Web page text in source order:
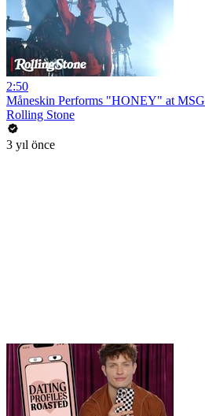
2:50
Måneskin Performs "HONEY" at MSG
Rolling Stone
3 yıl önce